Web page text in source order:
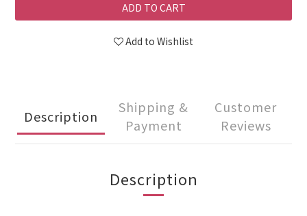
ADD TO CART
Add to Wishlist
Description
Shipping &
Payment
Customer
Reviews
Description